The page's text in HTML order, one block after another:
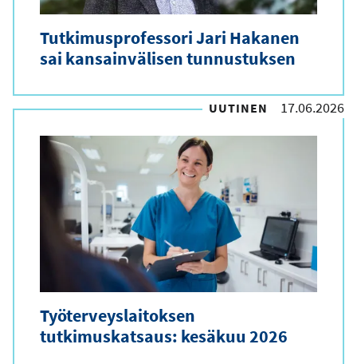
Tutkimusprofessori Jari Hakanen
sai kansainvälisen tunnustuksen
UUTINEN 17.06.2026
Työterveyslaitoksen
tutkimuskatsaus: kesäkuu 2026